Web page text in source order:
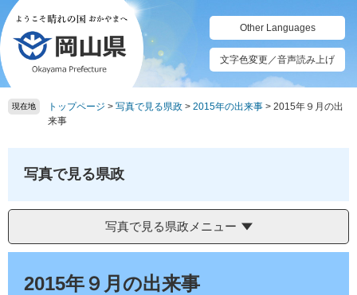
ペ
ー
ジ
の
先
頭
メ
ニ
ュ
ー
を
飛
Other Languages
文字色変更／音声読み上げ
現在地 トップページ > 写真で見る県政 > 2015年の出来事 > 2015年９月の出
来事
写真で見る県政
写真で見る県政メニュー
2015年９月の出来事